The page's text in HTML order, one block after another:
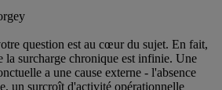
question est au cœur du sujet. En fait,
la surcharge chronique est infinie. Une
a une cause externe - l'absence
un surcroît d'activité opérationnelle